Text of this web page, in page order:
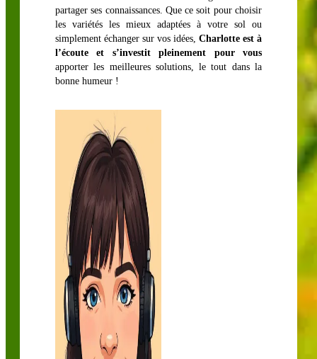
partager ses connaissances. Que ce soit pour choisir
les variétés les mieux adaptées à votre sol ou
simplement échanger sur vos idées, Charlotte est à
l’écoute et s’investit pleinement pour vous
apporter les meilleures solutions, le tout dans la
bonne humeur !